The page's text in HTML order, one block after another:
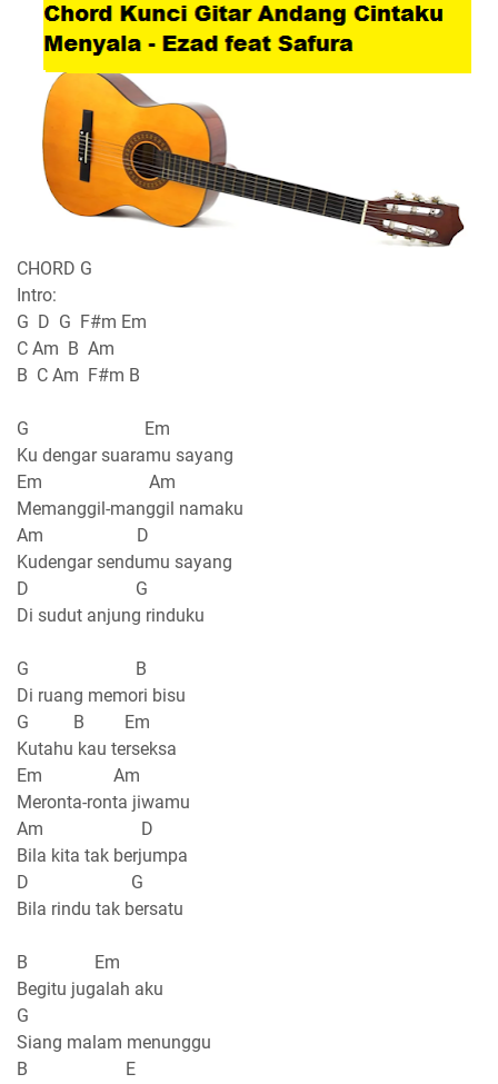
CHORD G
Intro:
G D G F#m Em
C Am B Am
B C Am F#m B
G Em
Ku dengar suaramu sayang
Em Am
Memanggil-manggil namaku
Am D
Kudengar sendumu sayang
D G
Di sudut anjung rinduku
G B
Di ruang memori bisu
G B Em
Kutahu kau terseksa
Em Am
Meronta-ronta jiwamu
Am D
Bila kita tak berjumpa
D G
Bila rindu tak bersatu
B Em
Begitu jugalah aku
G
Siang malam menunggu
B E